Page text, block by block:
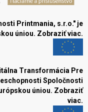
Printmania, s.r.o." je
úniou. Zobraziť viac.
Transformácia Pre
Spoločnosti
úniou. Zobraziť
viac.